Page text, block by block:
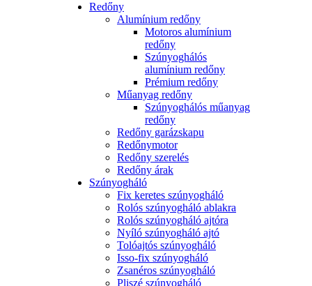
Redőny
Alumínium redőny
Motoros alumínium
redőny
Szúnyoghálós
alumínium redőny
Prémium redőny
Műanyag redőny
Szúnyoghálós műanyag
redőny
Redőny garázskapu
Redőnymotor
Redőny szerelés
Redőny árak
Szúnyogháló
Fix keretes szúnyogháló
Rolós szúnyogháló ablakra
Rolós szúnyogháló ajtóra
Nyíló szúnyogháló ajtó
Tolóajtós szúnyogháló
Isso-fix szúnyogháló
Zsanéros szúnyogháló
Pliszé szúnyogháló